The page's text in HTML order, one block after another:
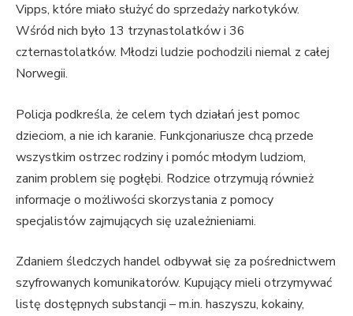
Vipps, które miało służyć do sprzedaży narkotyków.
Wśród nich było 13 trzynastolatków i 36
czternastolatków. Młodzi ludzie pochodzili niemal z całej
Norwegii.
Policja podkreśla, że celem tych działań jest pomoc
dzieciom, a nie ich karanie. Funkcjonariusze chcą przede
wszystkim ostrzec rodziny i pomóc młodym ludziom,
zanim problem się pogłębi. Rodzice otrzymują również
informacje o możliwości skorzystania z pomocy
specjalistów zajmujących się uzależnieniami.
Zdaniem śledczych handel odbywał się za pośrednictwem
szyfrowanych komunikatorów. Kupujący mieli otrzymywać
listę dostępnych substancji – m.in. haszyszu, kokainy,